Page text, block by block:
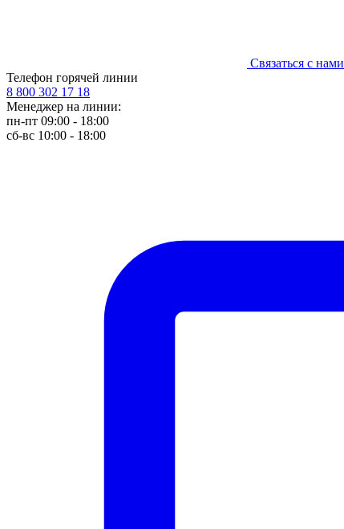
Связаться с нами
Телефон горячей линии
8 800 302 17 18
Менеджер на линии:
пн-пт 09:00 - 18:00
сб-вс 10:00 - 18:00